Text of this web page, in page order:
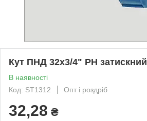
Кут ПНД 32х3/4" РН затискний
В наявності
Код: ST1312
Опт і роздріб
32,28 ₴